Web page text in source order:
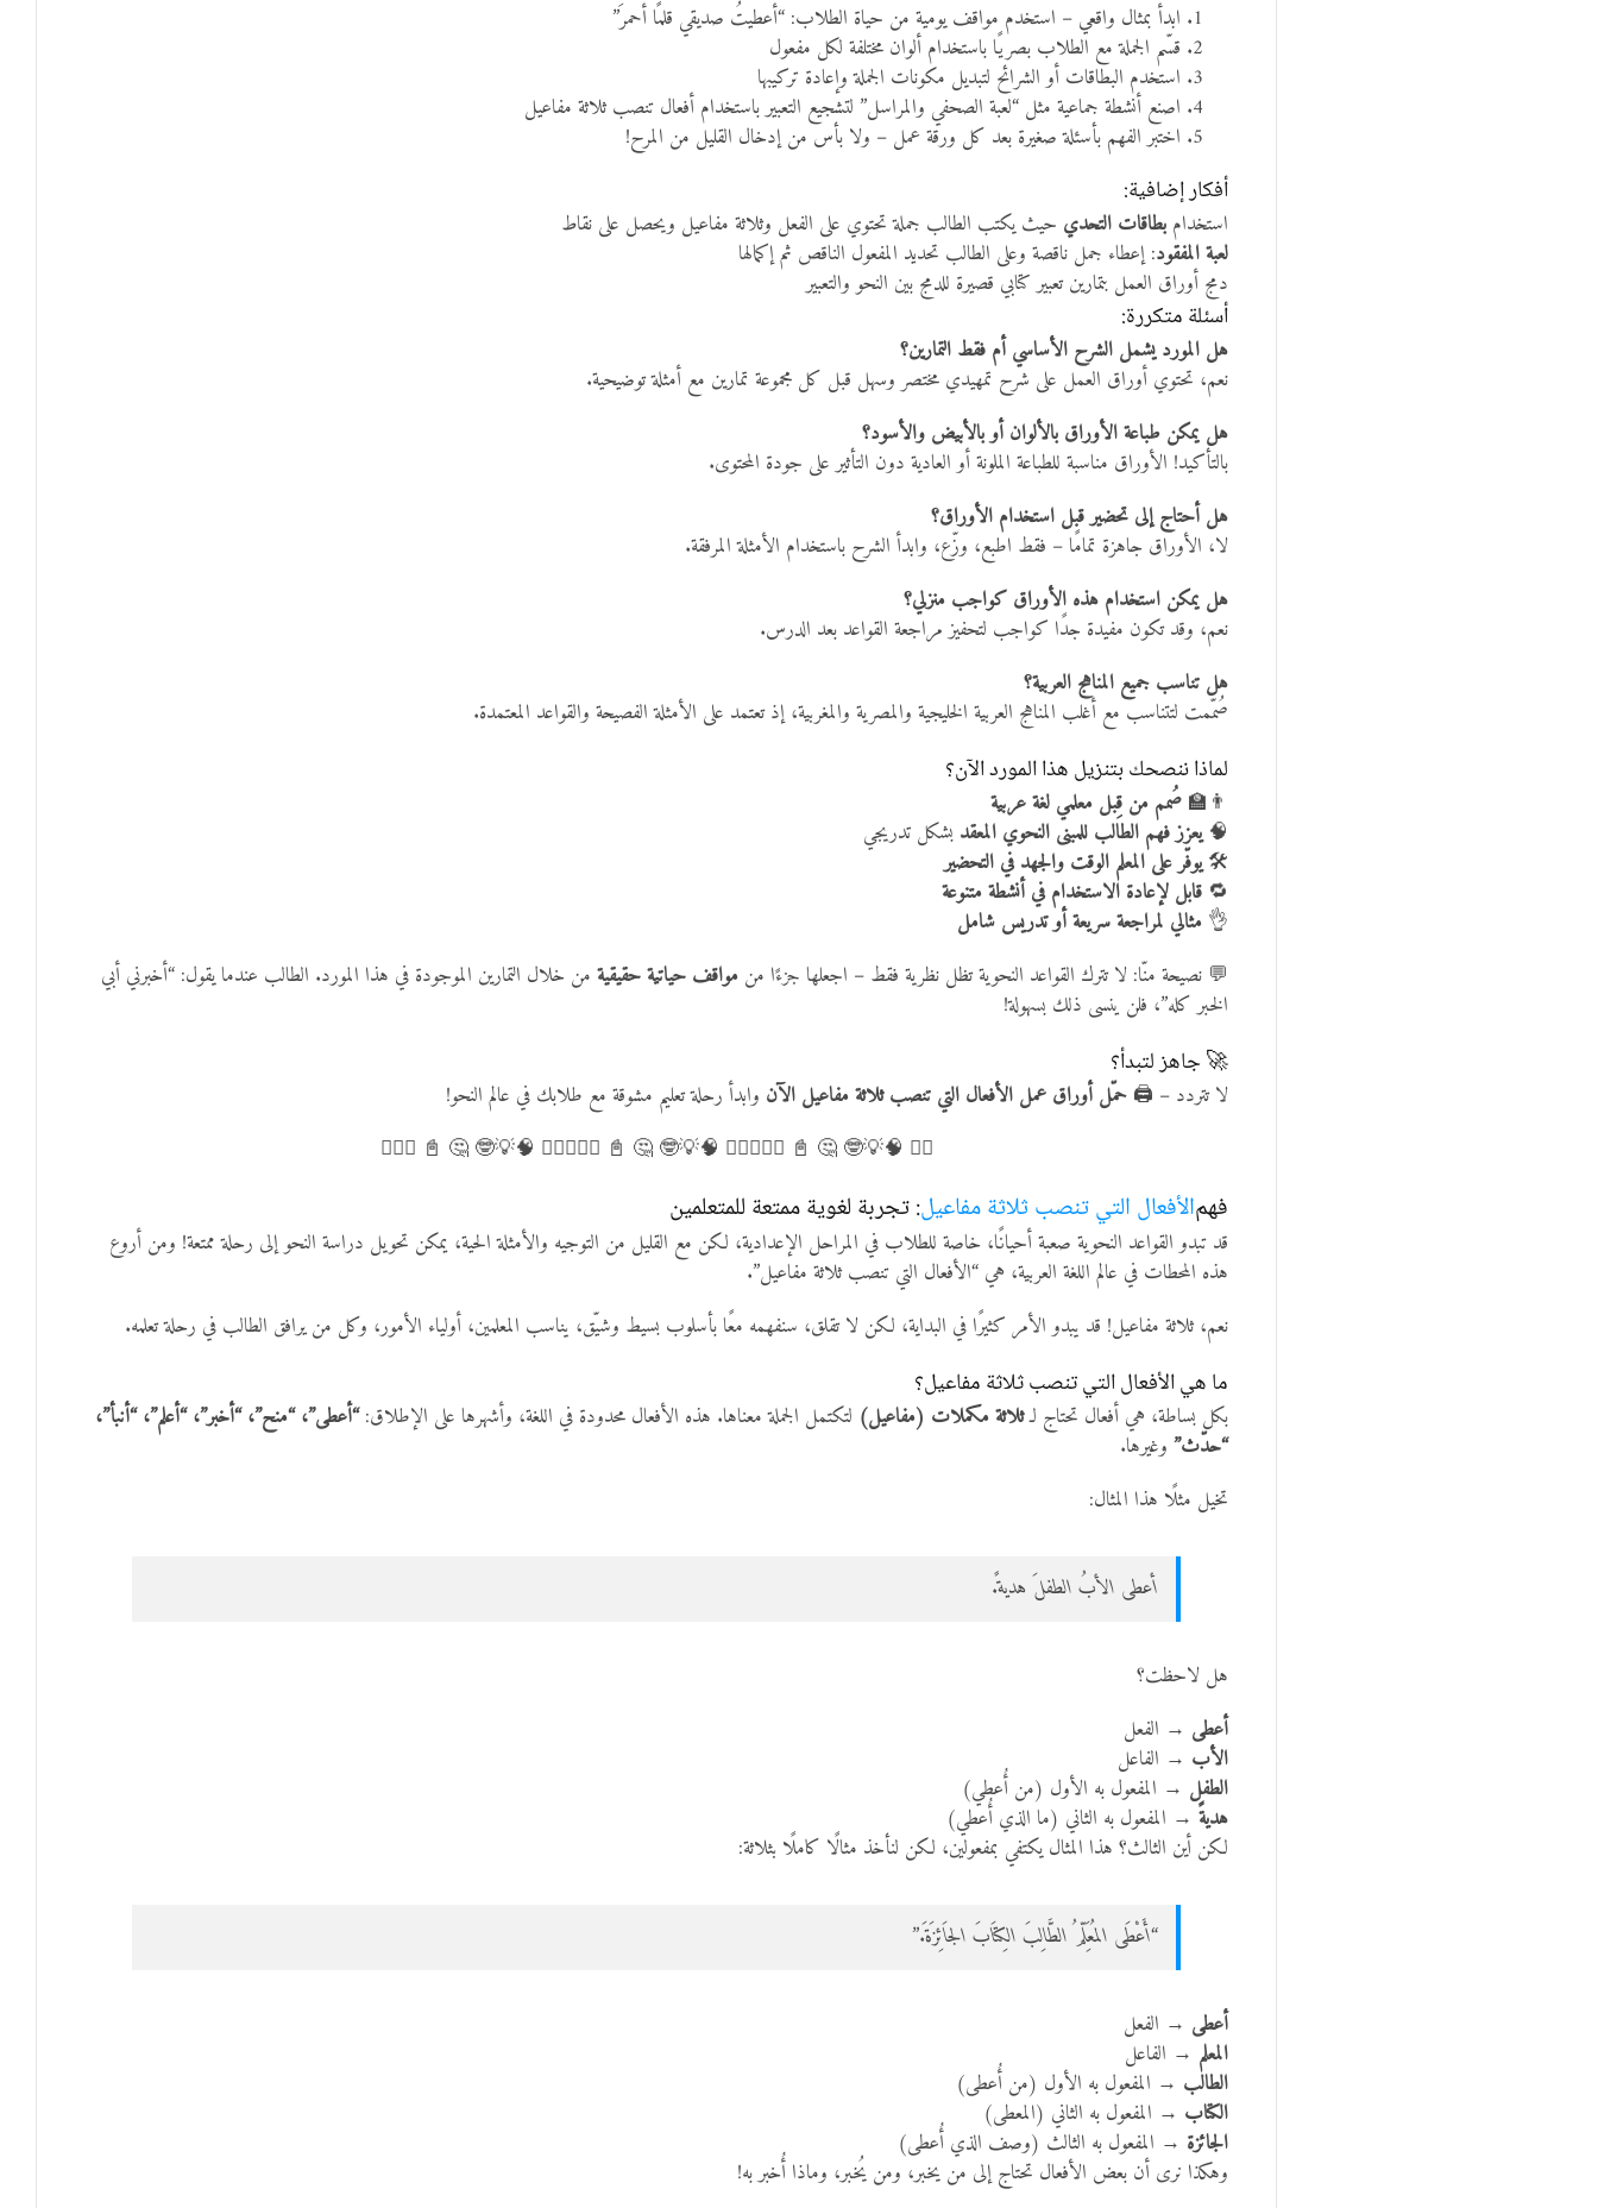
ابدأ بمثال واقعي – استخدم مواقف يومية من حياة الطلاب: “أعطيتُ صديقي قلمًا أحمرَ”
قسّم الجملة مع الطلاب بصريًا باستخدام ألوان مختلفة لكل مفعول
استخدم البطاقات أو الشرائح لتبديل مكونات الجملة وإعادة تركيبها
اصنع أنشطة جماعية مثل “لعبة الصحفي والمراسل” لتشجيع التعبير باستخدام أفعال تنصب ثلاثة مفاعيل
اختبر الفهم بأسئلة صغيرة بعد كل ورقة عمل – ولا بأس من إدخال القليل من المرح!
أفكار إضافية:
استخدام بطاقات التحدي حيث يكتب الطالب جملة تحتوي على الفعل وثلاثة مفاعيل ويحصل على نقاط
لعبة المفقود: إعطاء جمل ناقصة وعلى الطالب تحديد المفعول الناقص ثم إكمالها
دمج أوراق العمل بتمارين تعبير كتابي قصيرة للدمج بين النحو والتعبير
أسئلة متكررة:
هل المورد يشمل الشرح الأساسي أم فقط التمارين؟
نعم، تحتوي أوراق العمل على شرح تمهيدي مختصر وسهل قبل كل مجموعة تمارين مع أمثلة توضيحية.
هل يمكن طباعة الأوراق بالألوان أو بالأبيض والأسود؟
بالتأكيد! الأوراق مناسبة للطباعة الملونة أو العادية دون التأثير على جودة المحتوى.
هل أحتاج إلى تحضير قبل استخدام الأوراق؟
لا، الأوراق جاهزة تمامًا – فقط اطبع، وزّع، وابدأ الشرح باستخدام الأمثلة المرفقة.
هل يمكن استخدام هذه الأوراق كواجب منزلي؟
نعم، وقد تكون مفيدة جدًا كواجب لتحفيز مراجعة القواعد بعد الدرس.
هل تناسب جميع المناهج العربية؟
صُمّمت لتتناسب مع أغلب المناهج العربية الخليجية والمصرية والمغربية، إذ تعتمد على الأمثلة الفصيحة والقواعد المعتمدة.
لماذا ننصحك بتنزيل هذا المورد الآن؟
👨‍🏫 صُمم من قِبل معلمي لغة عربية
🧠يعزز فهم الطالب للمبنى النحوي المعقد بشكل تدريجي
🛠️يوفّر على المعلم الوقت والجهد في التحضير
🔁 قابل لإعادة الاستخدام في أنشطة متنوعة
👌 مثالي لمراجعة سريعة أو تدريس شامل
💬 نصيحة منّا: لا تترك القواعد النحوية تظل نظرية فقط – اجعلها جزءًا من مواقف حياتية حقيقية من خلال التمارين الموجودة في هذا المورد. الطالب عندما يقول: “أخبرني أبي
الخبر كله”، فلن ينسى ذلك بسهولة!
🚀 جاهز لتبدأ؟
لا تتردد – 🖨️ حمّل أوراق عمل الأفعال التي تنصب ثلاثة مفاعيل الآن وابدأ رحلة تعليم مشوقة مع طلابك في عالم النحو!
✍🏻 🧠💡🤓 🤔 📓 ✍🏻💡✍🏻 🧠💡🤓 🤔 📓 ✍🏻💡✍🏻 🧠💡🤓 🤔 📓 ✍🏻💡
فهمالأفعال التي تنصب ثلاثة مفاعيل: تجربة لغوية ممتعة للمتعلمين
قد تبدو القواعد النحوية صعبة أحيانًا، خاصة للطلاب في المراحل الإعدادية، لكن مع القليل من التوجيه والأمثلة الحية، يمكن تحويل دراسة النحو إلى رحلة ممتعة! ومن أروع
هذه المحطات في عالم اللغة العربية، هي “الأفعال التي تنصب ثلاثة مفاعيل”.
نعم، ثلاثة مفاعيل! قد يبدو الأمر كثيرًا في البداية، لكن لا تقلق، سنفهمه معًا بأسلوب بسيط وشيّق، يناسب المعلمين، أولياء الأمور، وكل من يرافق الطالب في رحلة تعلمه.
ما هي الأفعال التي تنصب ثلاثة مفاعيل؟
بكل بساطة، هي أفعال تحتاج لـثلاثة مكملات (مفاعيل) لتكتمل الجملة معناها. هذه الأفعال محدودة في اللغة، وأشهرها على الإطلاق:“أعطى”، “منح”، “أخبر”، “أعلم”، “أنبأ”،
“حدّث” وغيرها.
تخيل مثلًا هذا المثال:
أعطى الأبُ الطفلَ هديةً.
هل لاحظت؟
أعطى → الفعل
الأب → الفاعل
الطفل → المفعول به الأول (من أُعطي)
هديةً → المفعول به الثاني (ما الذي أُعطي)
لكن أين الثالث؟ هذا المثال يكتفي بمفعولين، لكن لنأخذ مثالًا كاملًا بثلاثة:
“أَعْطَى المُعَلِّمُ الطَّالِبَ الكِتَابَ الجَائِزَةَ.”
أعطى → الفعل
المعلم → الفاعل
الطالب → المفعول به الأول (من أُعطى)
الكتاب → المفعول به الثاني (المعطى)
الجائزة → المفعول به الثالث (وصف الذي أُعطى)
وهكذا نرى أن بعض الأفعال تحتاج إلى من يخبر، ومن يُخبر، وماذا أُخبر به!